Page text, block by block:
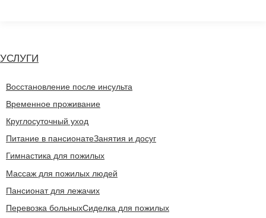
УСЛУГИ
Восстановление после инсульта
Временное проживание
Круглосуточный уход
Питание в пансионатеЗанятия и досуг
Гимнастика для пожилых
Массаж для пожилых людей
Пансионат для лежачих
Перевозка больныхСиделка для пожилых